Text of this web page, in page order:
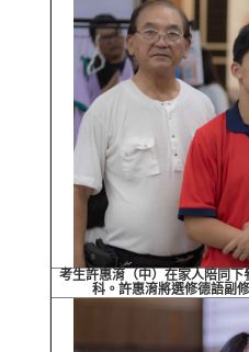
考生許惠淯（中）在家人陪同
科。許惠淯將選修德語副